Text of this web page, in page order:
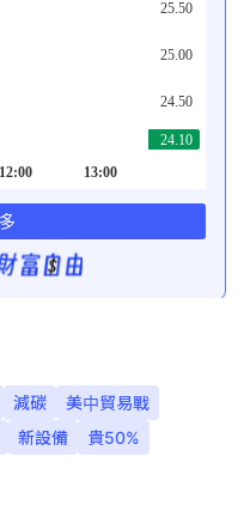
減碳
美中貿易戰
新設備
貴50%